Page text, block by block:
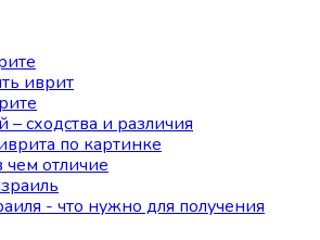
иврит
– сходства и различия
по картинке
отличие
- что нужно для получения